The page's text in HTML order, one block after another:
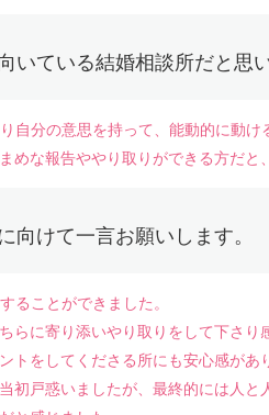
いている結婚相談所だと思
自分の意思を持って、能動的に動け
めな報告ややり取りができる方だと
向けて一言お願いします。
ることができました。
に寄り添いやり取りをして下さり
をしてくださる所にも安心感があ
初戸惑いましたが、最終的には人